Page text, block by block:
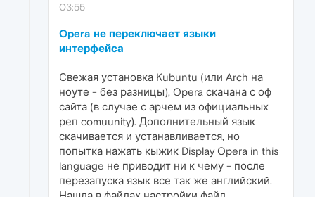
03:55
Opera не переключает языки
интерфейса
Свежая установка Kubuntu (или Arch на
ноуте - без разницы), Opera скачана с оф
сайта (в случае с арчем из официальных
реп comuunity). Дополнительный язык
скачивается и устанавливается, но
попытка нажать кыжик Display Opera in this
language не приводит ни к чему - после
перезапуска язык все так же английский.